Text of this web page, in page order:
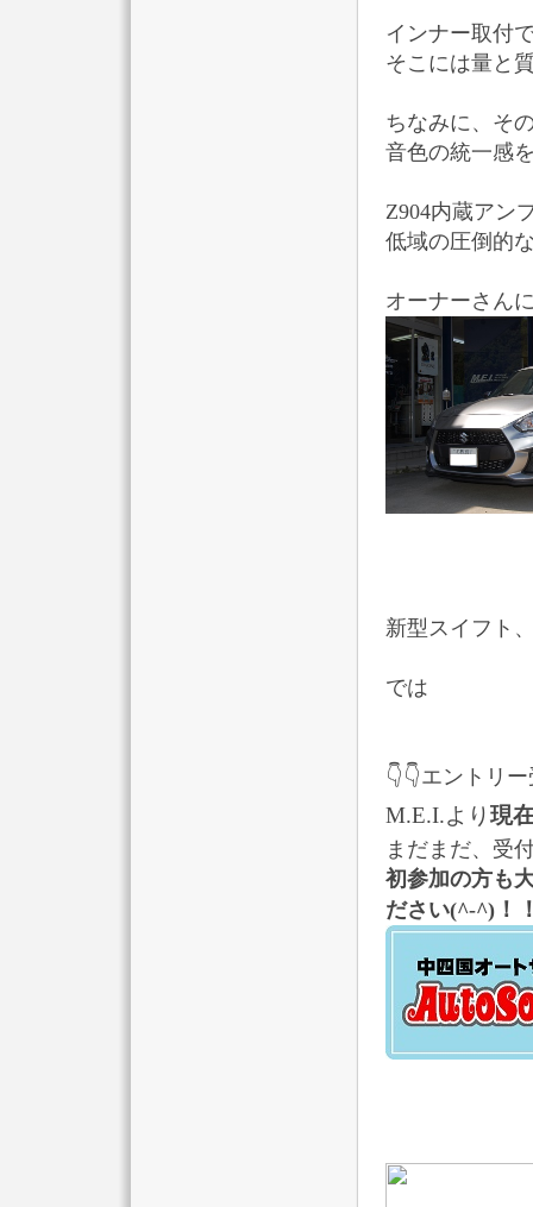
インナー取付
そこには量と
ちなみに、そ
音色の統一感
Z904内蔵アン
低域の圧倒的
オーナーさん
新型スイフト
では
👇👇エントリ
M.E.I.より現
まだまだ、受
初参加の方も
ださい(^-^) ！